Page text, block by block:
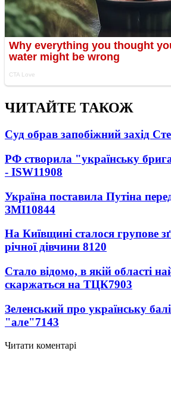
ЧИТАЙТЕ ТАКОЖ
Суд обрав запобіжний захід
РФ створила "українську
- ISW11908
Україна поставила Путіна
ЗМІ10844
На Київщині сталося групове
річної дівчини 8120
Стало відомо, в якій області
скаржаться на ТЦК7903
Зеленський про українську
"але"7143
Читати коментарі